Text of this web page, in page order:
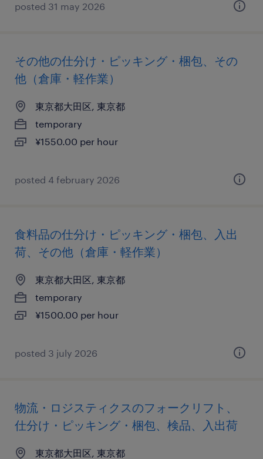
posted 31 may 2026
その他の仕分け・ピッキング・梱包、その
他（倉庫・軽作業）
東京都大田区, 東京都
temporary
¥1550.00 per hour
posted 4 february 2026
食料品の仕分け・ピッキング・梱包、入出
荷、その他（倉庫・軽作業）
東京都大田区, 東京都
temporary
¥1500.00 per hour
posted 3 july 2026
物流・ロジスティクスのフォークリフト、
仕分け・ピッキング・梱包、検品、入出荷
東京都大田区, 東京都